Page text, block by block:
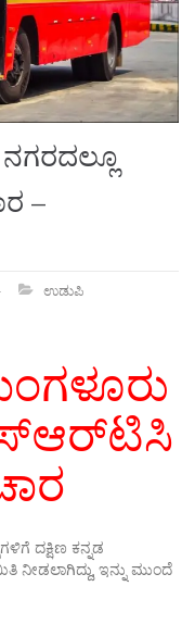
–
ಉಡುಪಿ
ದಕ್ಷಿಣ ಕನ್ನಡ
ಇನ್ನು ಮುಂದೆ